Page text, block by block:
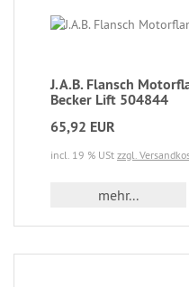
J.A.B. Flansch
Becker Lift 504844
65,92 EUR
incl. 19 % USt zzgl.
mehr...